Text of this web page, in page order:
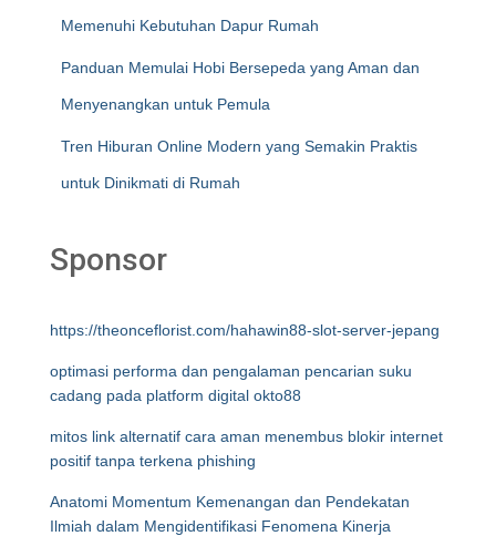
Memenuhi Kebutuhan Dapur Rumah
Panduan Memulai Hobi Bersepeda yang Aman dan
Menyenangkan untuk Pemula
Tren Hiburan Online Modern yang Semakin Praktis
untuk Dinikmati di Rumah
Sponsor
https://theonceflorist.com/hahawin88-slot-server-jepang
optimasi performa dan pengalaman pencarian suku
cadang pada platform digital okto88
mitos link alternatif cara aman menembus blokir internet
positif tanpa terkena phishing
Anatomi Momentum Kemenangan dan Pendekatan
Ilmiah dalam Mengidentifikasi Fenomena Kinerja